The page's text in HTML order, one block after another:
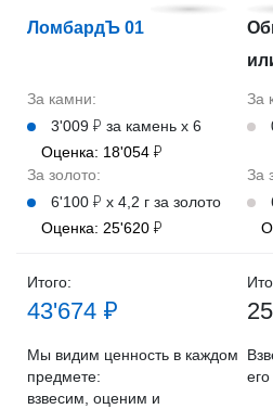
ЛомбардЪ 01
За камни:
3'009 ₽ за камень х 6
Оценка: 18'054 ₽
За золото:
6'100 ₽ х 4,2 г за золото
Оценка: 25'620 ₽
За
За
Итого:
Мы видим ценность в каждом
предмете:
взвесим, оценим и
43'674 ₽